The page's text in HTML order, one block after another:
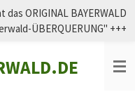
ORIGINAL BAYERWALD
ÜBERQUERUNG" +++